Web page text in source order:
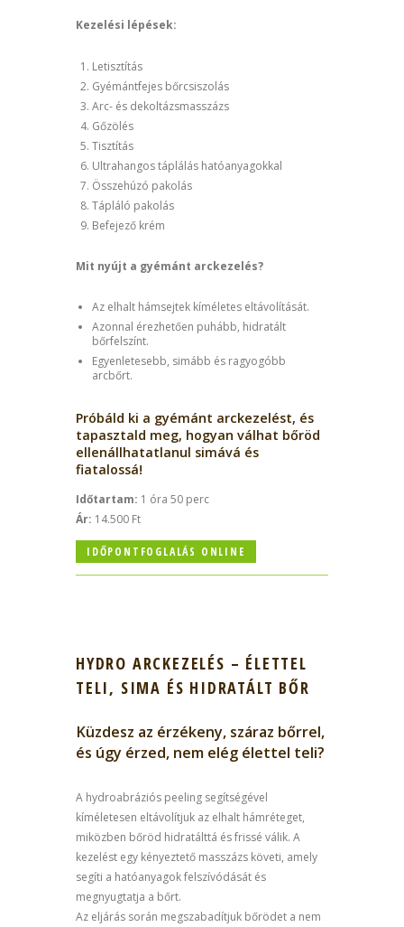
Kezelési lépések:
Letisztítás
Gyémántfejes bőrcsiszolás
Arc- és dekoltázsmasszázs
Gőzölés
Tisztítás
Ultrahangos táplálás hatóanyagokkal
Összehúzó pakolás
Tápláló pakolás
Befejező krém
Mit nyújt a gyémánt arckezelés?
Az elhalt hámsejtek kíméletes eltávolítását.
Azonnal érezhetően puhább, hidratált
bőrfelszínt.
Egyenletesebb, simább és ragyogóbb
arcbőrt.
Próbáld ki a gyémánt arckezelést, és
tapasztald meg, hogyan válhat bőröd
ellenállhatatlanul simává és
fiatalossá!
Időtartam: 1 óra 50 perc
Ár: 14.500 Ft
IDŐPONTFOGLALÁS ONLINE
HYDRO ARCKEZELÉS – ÉLETTEL
TELI, SIMA ÉS HIDRATÁLT BŐR
Küzdesz az érzékeny, száraz bőrrel,
és úgy érzed, nem elég élettel teli?
A hydroabráziós peeling segítségével
kíméletesen eltávolítjuk az elhalt hámréteget,
miközben bőröd hidratálttá és frissé válik. A
kezelést egy kényeztető masszázs követi, amely
segíti a hatóanyagok felszívódását és
megnyugtatja a bőrt.
Az eljárás során megszabadítjuk bőrödet a nem